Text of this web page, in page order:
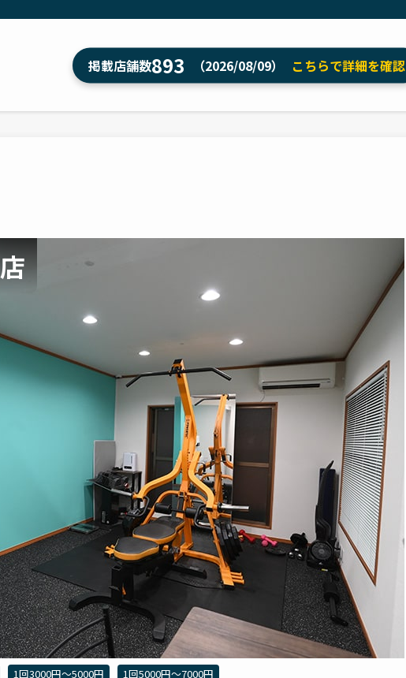
掲載店舗数893 （2026/08/09） こちらで詳細を確認
1回3000円〜5000円
1回5000円〜7000円